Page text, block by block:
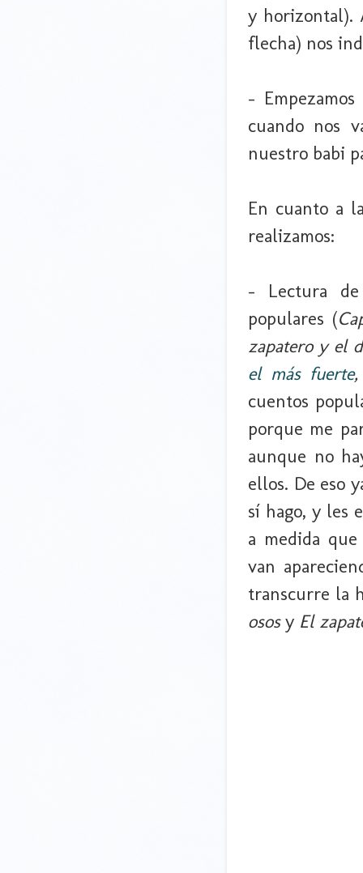
y horizontal).
flecha) nos
-
cuando nos
nuestro babi
En cuanto a
realizamos:
- Lectura
populares (
zapatero y el
el más fuerte
cuentos
porque me
aunque no
ellos. De eso
sí hago, y les
a medida
van
transcurre la
ososy El